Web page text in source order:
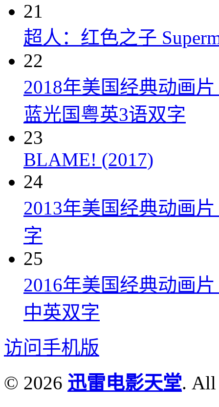
21
超人：红色之子
22
2018年美国经典动画
蓝光国粤英3语双字
23
BLAME! (2017)
24
2013年美国经典动画
字
25
2016年美国经典动画
中英双字
访问手机版
© 2026 迅雷电影天堂. All